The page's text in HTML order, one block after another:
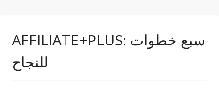
AFFILIATE+PLUS: سبع خطوات
للنجاح